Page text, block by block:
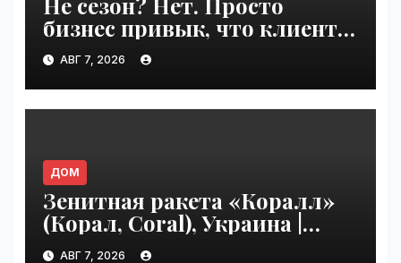
бизнес привык, что клиенты
сами приходят | VseTime.ru
АВГ 7, 2026
ДОМ
Зенитная ракета «Коралл»
(Корал, Coral), Украина |
VseTime.ru
АВГ 7, 2026